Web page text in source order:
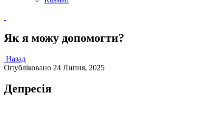
Як я можу допомогти?
Назад
Опубліковано 24 Липня, 2025
Депресія